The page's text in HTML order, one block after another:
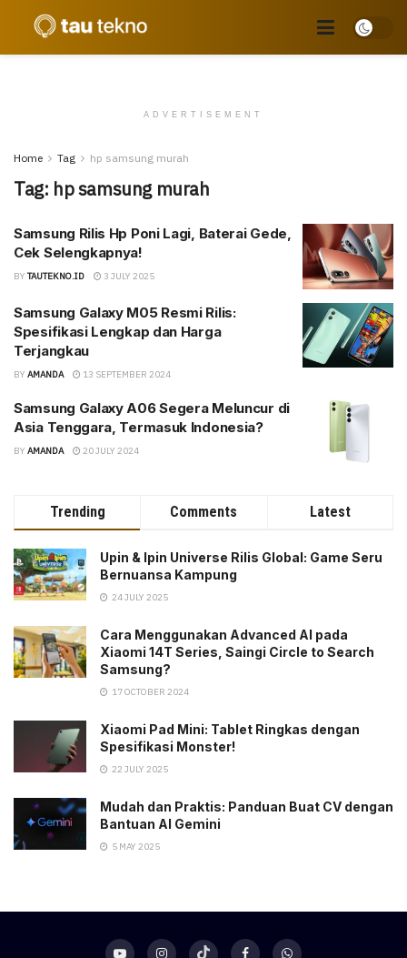
ADVERTISEMENT
Home Tag hp samsung murah
Tag: hp samsung murah
Samsung Rilis Hp Poni Lagi, Baterai Gede,
Cek Selengkapnya!
BY TAUTEKNO.ID 3 JULY 2025
Samsung Galaxy M05 Resmi Rilis:
Spesifikasi Lengkap dan Harga
Terjangkau
BY AMANDA 13 SEPTEMBER 2024
Samsung Galaxy A06 Segera Meluncur di
Asia Tenggara, Termasuk Indonesia?
BY AMANDA 20 JULY 2024
Trending Comments Latest
Upin & Ipin Universe Rilis Global: Game Seru
Bernuansa Kampung
24 JULY 2025
Cara Menggunakan Advanced AI pada
Xiaomi 14T Series, Saingi Circle to Search
Samsung?
17 OCTOBER 2024
Xiaomi Pad Mini: Tablet Ringkas dengan
Spesifikasi Monster!
22 JULY 2025
Mudah dan Praktis: Panduan Buat CV dengan
Bantuan AI Gemini
5 MAY 2025